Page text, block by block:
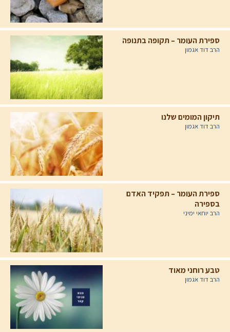
ספירת העומר – תקופה בתנופה
הרב דוד אגמון
תיקון המומים שלנו
הרב דוד אגמון
ספירת העומר – תפקיד האדם
בספירה
הרב יוחאי ימיני
טבע רוחני מאוד
הרב דוד אגמון